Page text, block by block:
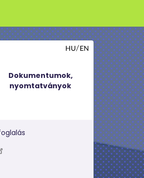
Dokumentumok,
nyomtatványok
HU EN